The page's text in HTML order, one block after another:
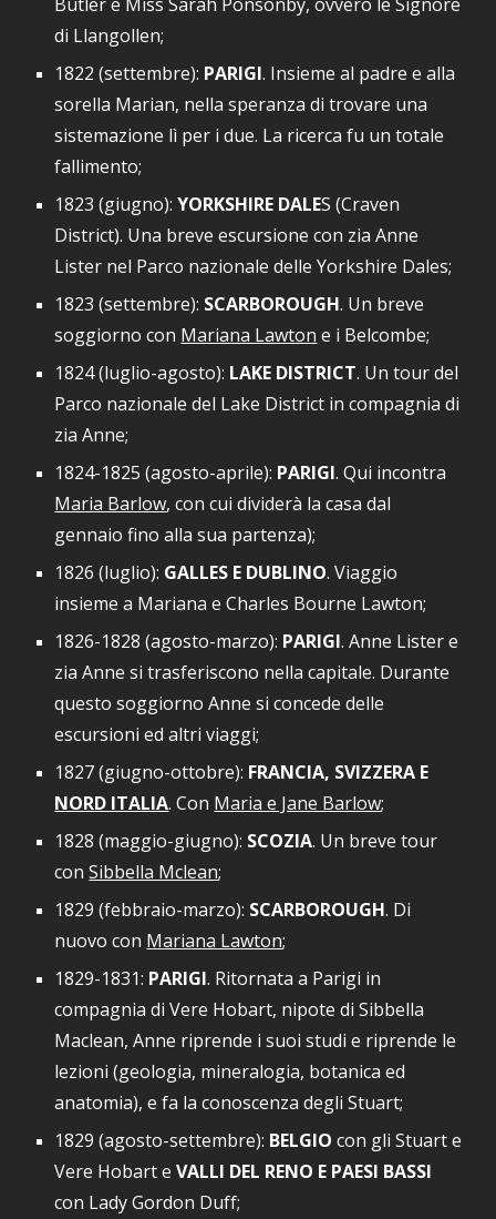
di Llangollen;
1822 (settembre): PARIGI. Insieme al padre e alla
sorella Marian, nella speranza di trovare una
sistemazione lì per i due. La ricerca fu un totale
fallimento;
1823 (giugno):YORKSHIRE DALES (Craven
District). Una breve escursione con zia Anne
Lister nel Parco nazionale delle Yorkshire Dales;
1823 (settembre): SCARBOROUGH. Un breve
soggiornocon Mariana Lawton e i Belcombe;
1824 (luglio-agosto): LAKE DISTRICT. Un tour del
Parco nazionale del Lake District in compagnia di
zia Anne;
1824-1825 (agosto-aprile): PARIGI. Qui incontra
Maria Barlow, con cui dividerà la casa dal
gennaio fino alla sua partenza);
1826 (luglio): GALLES E DUBLINO. Viaggio
insieme a Mariana e Charles Bourne Lawton;
1826-1828(agosto-marzo): PARIGI. Anne Lister e
zia Anne si trasferiscono nella capitale. Durante
questo soggiorno Anne si concede delle
escursioni ed altri viaggi;
1827 (giugno-ottobre): FRANCIA, SVIZZERA E
NORD ITALIA. Con Maria e Jane Barlow;
1828 (maggio-giugno): SCOZIA. Un breve tour
conSibbella Mclean;
1829 (febbraio-marzo): SCARBOROUGH. Di
nuovo con Mariana Lawton;
1829-1831: PARIGI. Ritornata a Parigi in
compagnia di Vere Hobart, nipote di Sibbella
Maclean, Anne riprende i suoi studi e riprende le
lezioni (geologia, mineralogia, botanica ed
anatomia), e fa la conoscenza degli Stuart;
1829 (agosto-settembre): BELGIO con gli Stuart e
Vere Hobart eVALLI DEL RENO E PAESI BASSI
con Lady Gordon Duff;